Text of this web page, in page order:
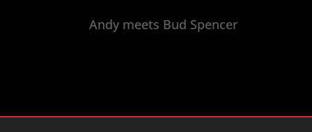
Andy meets Bud Spencer